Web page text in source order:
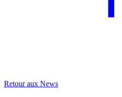
Retour aux News